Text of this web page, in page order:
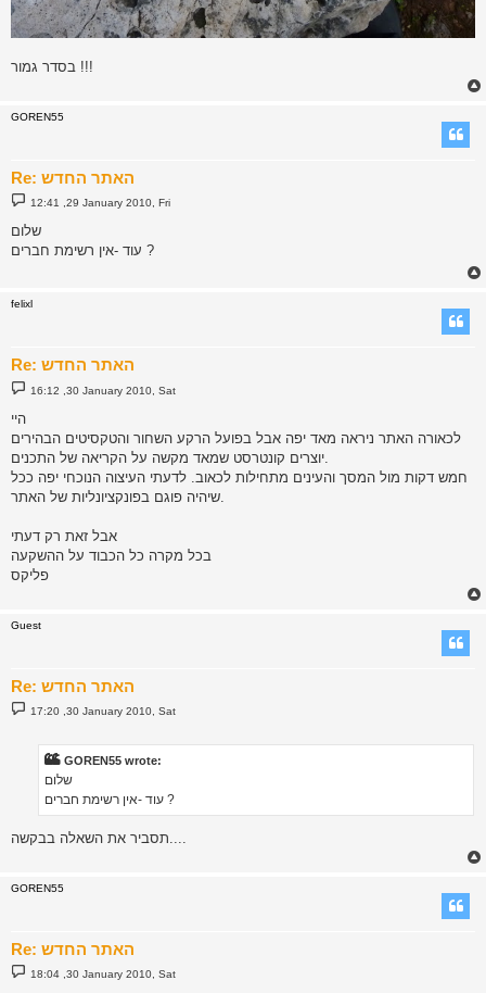
בסדר גמור !!!
GOREN55
Re: האתר החדש
P
o
t
12:41 ,29 January 2010, Fri
שלום
עוד -אין רשימת חברים ?
felixl
Re: האתר החדש
P
o
16:12 ,30 January 2010, Sat
היי
לכאורה האתר ניראה מאד יפה אבל בפועל הרקע השחור והטקסיטים הבהירים
חמש דקות מול המסך והעינים מתחילות לכאוב. לדעתי העיצוה הנוכחי יפה ככל
אבל זאת רק דעתי
בכל מקרה כל הכבוד על ההשקעה
פליקס
Guest
Re: האתר החדש
P
o
17:20 ,30 January 2010, Sat
GOREN55 wrote:
שלום
עוד -אין רשימת חברים ?
GOREN55
Re: האתר החדש
P
o
18:04 ,30 January 2010, Sat